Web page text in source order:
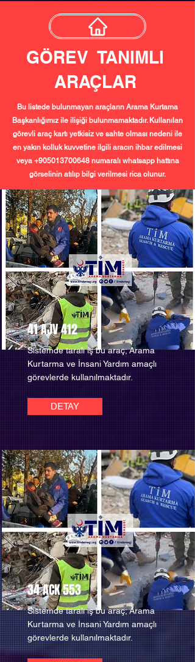
GÖREV TANIMLI
ARAÇLAR
Bu listede bulunmayan araçların Arama Kurtama
Başkanlığımız ile ilişiği bulunmamaktadır. Kullanılan
görevli araç kartı yetkisiz ve sahte olması nedeni ile
en yakın kolluk kuvvetine ilgili aracın ihbar edilmesi
veya +905013700648numaralı whatsapp hattına
görselinin atılıp bilgi verilmesi rica olunur.
41 AJV 412
Sistemde taralı iş bu araç; Arama
Kurtarma ve İnsani Yardım amaçlı
görevlerde kullanılmaktadır.
DETAY
34 ACK 553
Sistemde taralı iş bu araç; Arama
Kurtarma ve İnsani Yardım amaçlı
görevlerde kullanılmaktadır.